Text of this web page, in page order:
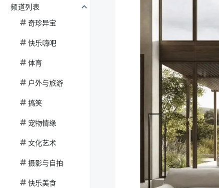
频道列表
奇珍异宝
快乐嗨吧
体育
户外与旅游
搞笑
宠物情缘
文化艺术
摄影与自拍
快乐美食